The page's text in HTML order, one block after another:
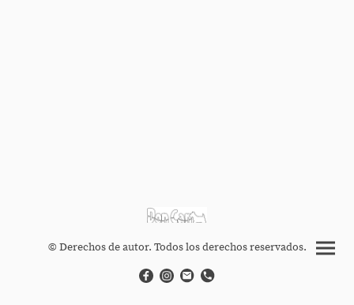
© Derechos de autor. Todos los derechos reservados.